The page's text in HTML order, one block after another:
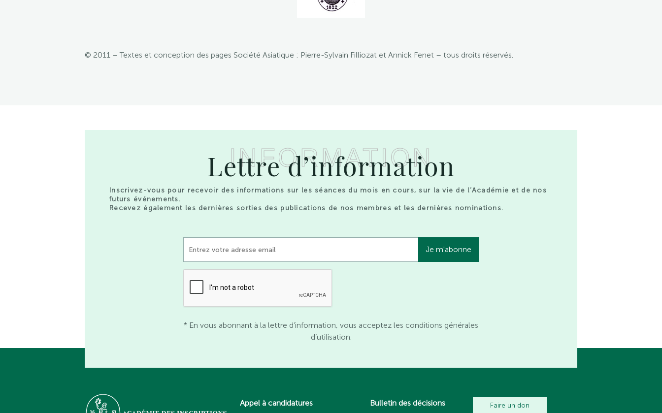
© 2011 – Textes et conception des pages Société Asiatique : Pierre-Sylvain Filliozat et Annick Fenet – tous droits réservés.
INFORMATION
Lettre d’information
Inscrivez-vous pour recevoir des informations sur les séances du mois en cours, sur la vie de l’Académie et de nos
futurs événements.
Recevez également les dernières sorties des publications de nos membres et les dernières nominations.
* En vous abonnant à la lettre d’information, vous acceptez les conditions générales
d’utilisation.
Appel à candidatures Bulletin des décisions Faire un don